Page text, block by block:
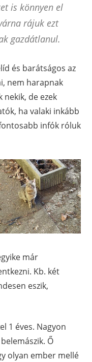
is könnyen el
rájuk ezt
gazdátlanul.
és barátságos az
nem harapnak
nekik, de ezek
ha valaki inkább
infók róluk
már
Kb. két
eszik,
1 éves. Nagyon
Ő
olyan ember mellé